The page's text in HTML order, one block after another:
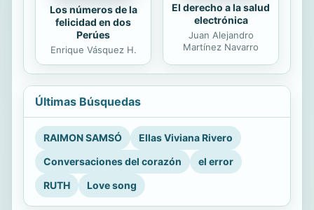
Los números de la
felicidad en dos
Perúes
Enrique Vásquez H.
El derecho a la salud
electrónica
Juan Alejandro
Martínez Navarro
Últimas Búsquedas
RAIMON SAMSÓ
Ellas Viviana Rivero
Conversaciones del corazón
el error
RUTH
Love song